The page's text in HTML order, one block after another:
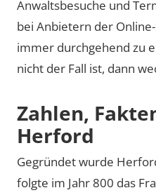
Anwaltsbesuche und
bei Anbietern der
immer durchgehend zu
nicht der Fall ist, dann
Zahlen,
Herford
Gegründet wurde
folgte im Jahr 800 das